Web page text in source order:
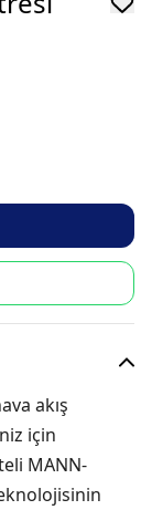
akış
için
MANN-